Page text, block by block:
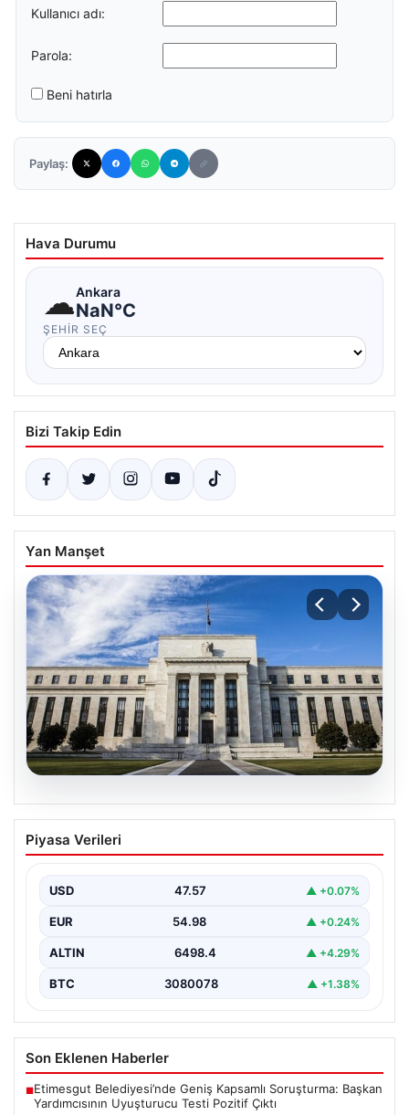
Kullanıcı adı:
Parola:
Beni hatırla
Paylaş:
Hava Durumu
☁Ankara
NaN°C
ŞEHIR SEÇ
Bizi Takip Edin
Yan Manşet
04.08.2026
FED Nisan Ayı Faiz Kararı Ne Zaman,
Saat Kaçta? Güncel Beklentiler ve
ABD Merkez Bankası (FED) nisan ayı faiz kararı, finansal
Piyasa Verileri
USD 47.57 ▲ +0.07%
EUR 54.98 ▲ +0.24%
ALTIN 6498.4 ▲ +4.29%
BTC 3080078 ▲ +1.38%
Son Eklenen Haberler
■Etimesgut Belediyesi’nde Geniş Kapsamlı Soruşturma: Başkan
Yardımcısının Uyuşturucu Testi Pozitif Çıktı